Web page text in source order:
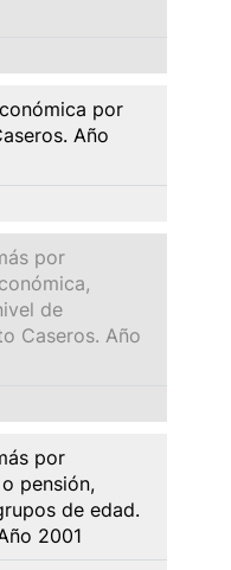
por
Año
por
de
Caseros. Año
por
pensión,
de edad.
2001